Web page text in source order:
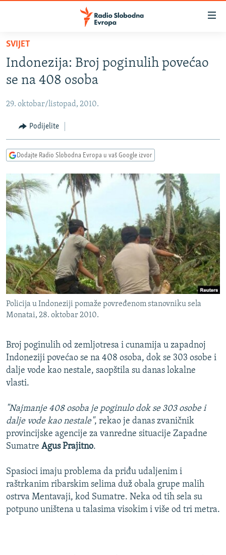
Pređite
glavni
sadržaj
na
navigaciju
Pređite
na
VIJESTI
BOSNA I HERCEGOVINA
KOSOVO
CRNA GORA
VIDEO
FOTOGALERIJE
INFOGRAFIKE
PODCASTI
RAT U UKRAJINI
KINA NA BALKANU
RSE PRIČE IZ SVIJETA
ISPRIČAJ MI
DNEVNO@RSE
SPECIJALI RSE
VIŠE OD NASLOVA
GENOCID U SREBRENICI
TV LIBERTY
POST SCRIPTUM
MOJA EVROPA
SVE KARTE DEJTONA
NASTANAK I RASPAD JUGOSLAVIJE
PRATITE NAS
Sve RFE/RL stranice
SVIJET
Indonezija: Broj poginulih povećao
se na 408 osoba
29. oktobar/listopad, 2010.
Podijelite
Dodajte Radio Slobodna Evropa u vaš Google izvor
Policija u Indoneziji pomaže povređenom stanovniku sela
Monatai, 28. oktobar 2010.
Broj poginulih od zemljotresa i cunamija u zapadnoj
Indoneziji povećao se na 408 osoba, dok se 303 osobe i
dalje vode kao nestale, saopštila su danas lokalne
vlasti.
"Najmanje 408 osoba je poginulo dok se 303 osobe i
dalje vode kao nestale", rekao je danas zvaničnik
provincijske agencije za vanredne situacije Zapadne
Sumatre Agus Prajitno.
Spasioci imaju problema da priđu udaljenim i
raštrkanim ribarskim selima duž obala grupe malih
ostrva Mentavaji, kod Sumatre. Neka od tih sela su
potpuno uništena u talasima visokim i više od tri metra.